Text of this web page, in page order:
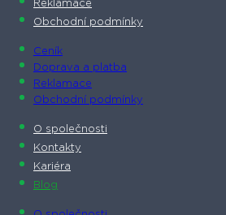
Reklamace
Obchodní podmínky
Ceník
Doprava a platba
Reklamace
Obchodní podmínky
O společnosti​
Kontakty
Kariéra
Blog